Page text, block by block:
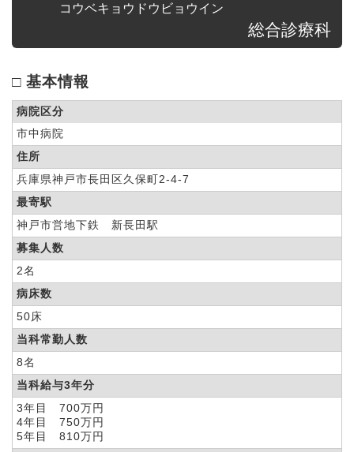
コウベキョウドウビョウイン
総合診療科
□ 基本情報
病院区分
市中病院
住所
兵庫県神戸市長田区久保町2-4-7
最寄駅
神戸市営地下鉄 新長田駅
募集人数
2名
病床数
50床
当科常勤人数
8名
当科給与3年分
3年目 700万円
4年目 750万円
5年目 810万円